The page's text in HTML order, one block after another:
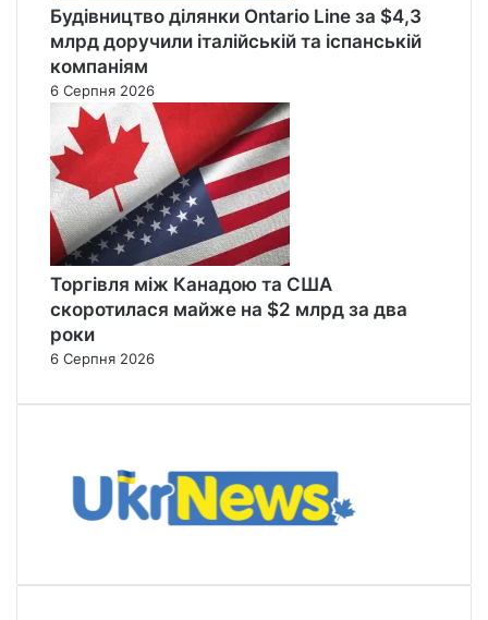
Будівництво ділянки Ontario Line за $4,3
млрд доручили італійській та іспанській
компаніям
6 Серпня 2026
Торгівля між Канадою та США
скоротилася майже на $2 млрд за два
роки
6 Серпня 2026